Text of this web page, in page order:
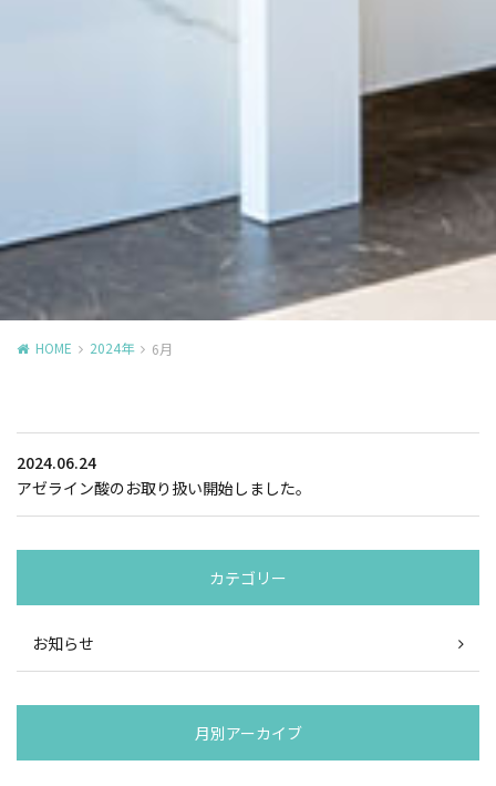
HOME 2024年 6月
2024.06.24
アゼライン酸のお取り扱い開始しました。
カテゴリー
お知らせ
月別アーカイブ